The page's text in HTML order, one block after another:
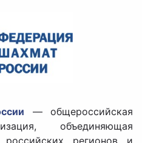
— общероссийская
объединяющая
регионов и